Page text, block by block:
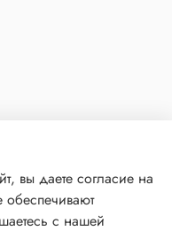
вы даете согласие на
обеспечивают
с нашей